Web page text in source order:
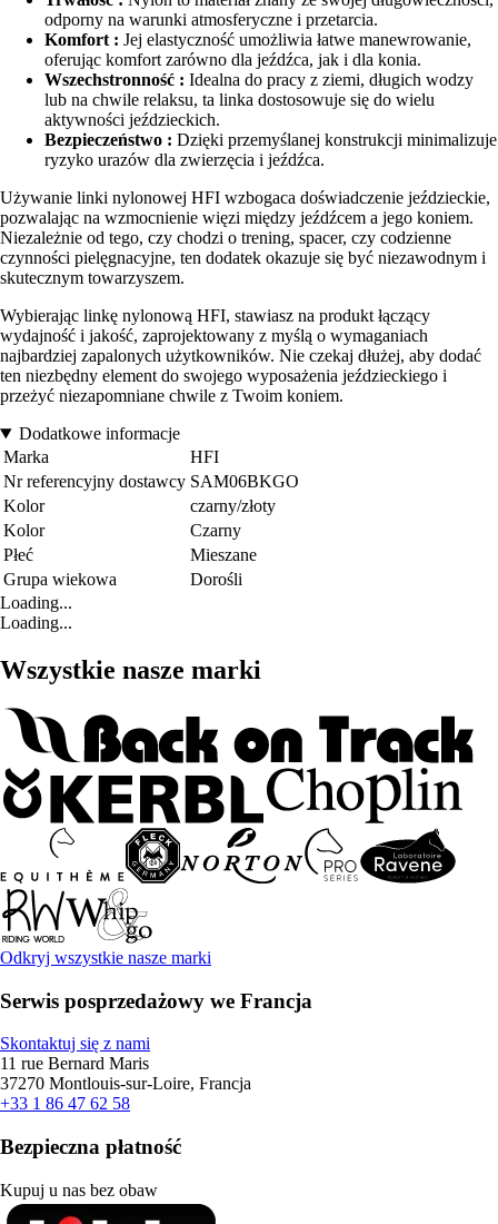
odporny na warunki atmosferyczne i przetarcia.
Komfort : Jej elastyczność umożliwia łatwe manewrowanie,
oferując komfort zarówno dla jeźdźca, jak i dla konia.
Wszechstronność : Idealna do pracy z ziemi, długich wodzy
lub na chwile relaksu, ta linka dostosowuje się do wielu
aktywności jeździeckich.
Bezpieczeństwo : Dzięki przemyślanej konstrukcji minimalizuje
ryzyko urazów dla zwierzęcia i jeźdźca.
Używanie linki nylonowej HFI wzbogaca doświadczenie jeździeckie,
pozwalając na wzmocnienie więzi między jeźdźcem a jego koniem.
Niezależnie od tego, czy chodzi o trening, spacer, czy codzienne
czynności pielęgnacyjne, ten dodatek okazuje się być niezawodnym i
skutecznym towarzyszem.
Wybierając linkę nylonową HFI, stawiasz na produkt łączący
wydajność i jakość, zaprojektowany z myślą o wymaganiach
najbardziej zapalonych użytkowników. Nie czekaj dłużej, aby dodać
ten niezbędny element do swojego wyposażenia jeździeckiego i
przeżyć niezapomniane chwile z Twoim koniem.
Dodatkowe informacje
Marka
HFI
Nr referencyjny dostawcy SAM06BKGO
Kolor
czarny/złoty
Kolor
Czarny
Płeć
Mieszane
Grupa wiekowa
Dorośli
Loading...
Loading...
Wszystkie nasze marki
Odkryj wszystkie nasze marki
Serwis posprzedażowy we Francja
Skontaktuj się z nami
11 rue Bernard Maris
37270 Montlouis-sur-Loire, Francja
+33 1 86 47 62 58
Bezpieczna płatność
Kupuj u nas bez obaw